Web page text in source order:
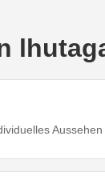
Aussehen